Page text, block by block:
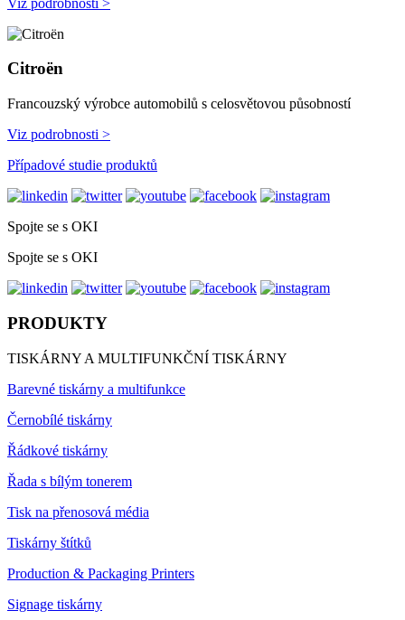
Citroën
Francouzský výrobce automobilů s celosvětovou působností
Viz podrobnosti >
Případové studie produktů
Spojte se s OKI
Spojte se s OKI
PRODUKTY
TISKÁRNY A MULTIFUNKČNÍ TISKÁRNY
Barevné tiskárny a multifunkce
Černobílé tiskárny
Řádkové tiskárny
Řada s bílým tonerem
Tisk na přenosová média
Tiskárny štítků
Production & Packaging Printers
Signage tiskárny